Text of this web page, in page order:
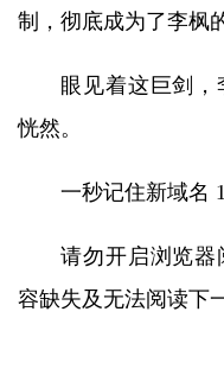
制，彻底成为了李枫
眼见着这巨剑
恍然。
一秒记住新域名
请勿开启浏览器
容缺失及无法阅读下